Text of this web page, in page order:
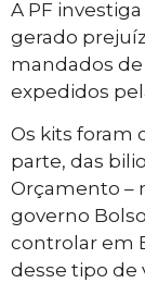
A PF
gerado
mandados
expedidos
Os kits foram
parte, das
Orçamento –
governo
controlar em
desse tipo de